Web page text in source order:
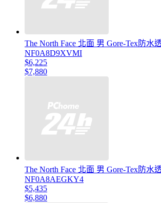
The North Face 北面 男 Gore-Tex防水
NF0A8D9XVMI
$6,225
$7,880
The North Face 北面 男 Gore-Tex防水
NF0A8AEGKY4
$5,435
$6,880